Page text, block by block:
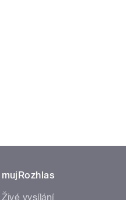
mujRozhlas
Živé vysílání